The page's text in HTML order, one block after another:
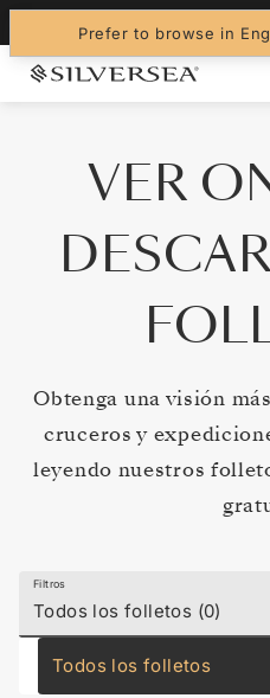
Prefer to browse in
VER
Obtenga una visión
cruceros y
leyendo nuestros
Filtros
Todos los folletos (0)
Todos los folletos
Navigated to VER